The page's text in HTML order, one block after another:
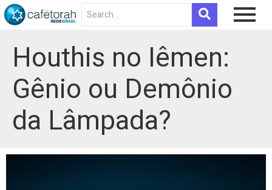
Houthis no Iêmen:
Gênio ou Demônio
da Lâmpada?